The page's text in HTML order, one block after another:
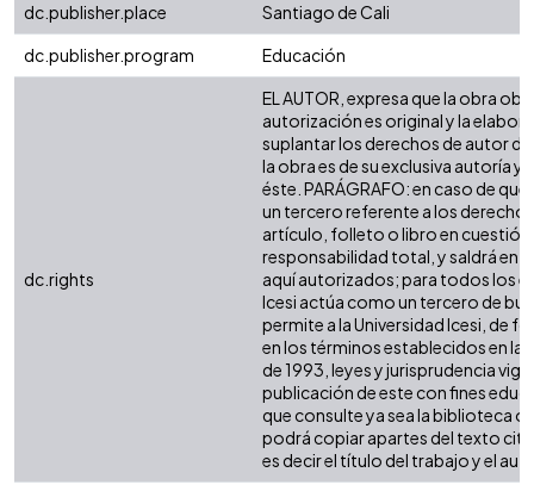
dc.publisher.place
Santiago de Cali
dc.publisher.program
Educación
dc.rights
EL AUTOR, expresa que la obra
autorización es original y la
suplantar los derechos de autor
la obra es de su exclusiva autoría
éste. PARÁGRAFO: en caso de
un tercero referente a los
artículo, folleto o libro en cuestión,
responsabilidad total, y saldrá en
aquí autorizados; para todos los
Icesi actúa como un tercero de
permite a la Universidad Icesi, de
en los términos establecidos en la
de 1993, leyes y jurisprudencia
publicación de este con fines
que consulte ya sea la biblioteca
podrá copiar apartes del texto
es decir el título del trabajo y el